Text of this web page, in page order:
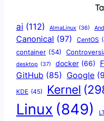
ai (112) AlmaLinux (36)
Canonical (97) CentOS
container (54)
desktop (37) docker (66)
GitHub (85) Google
KDE (45) Kernel
Linux (849)